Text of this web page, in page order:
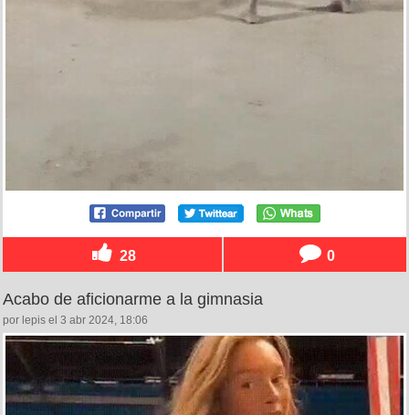
28 0
Acabo de aficionarme a la gimnasia
por lepis el 3 abr 2024, 18:06